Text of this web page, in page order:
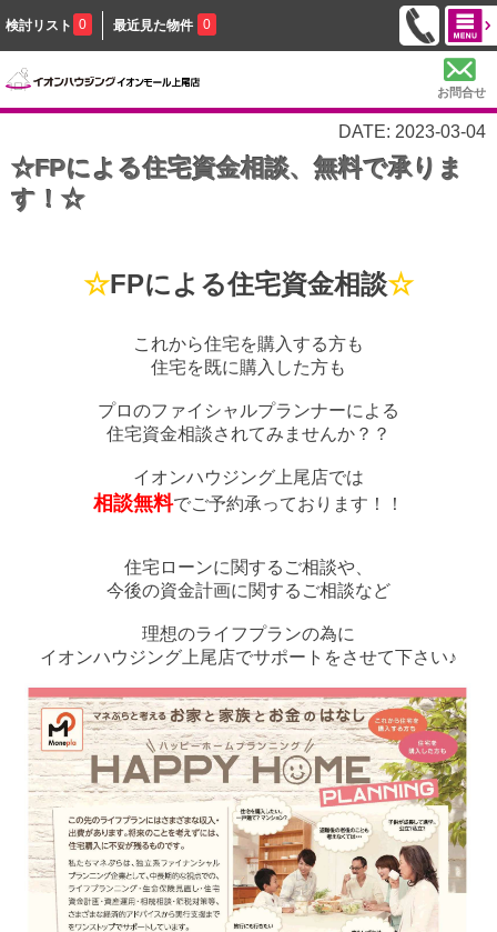
検討リスト 0 最近見た物件 0
お問合せ
DATE: 2023-03-04
☆FPによる住宅資金相談、無料で承りま
す！☆
☆FPによる住宅資金相談☆
これから住宅を購入する方も
住宅を既に購入した方も
プロのファイシャルプランナーによる
住宅資金相談されてみませんか？？
イオンハウジング上尾店では
相談無料でご予約承っております！！
住宅ローンに関するご相談や、
今後の資金計画に関するご相談など
理想のライフプランの為に
イオンハウジング上尾店でサポートをさせて下さい♪